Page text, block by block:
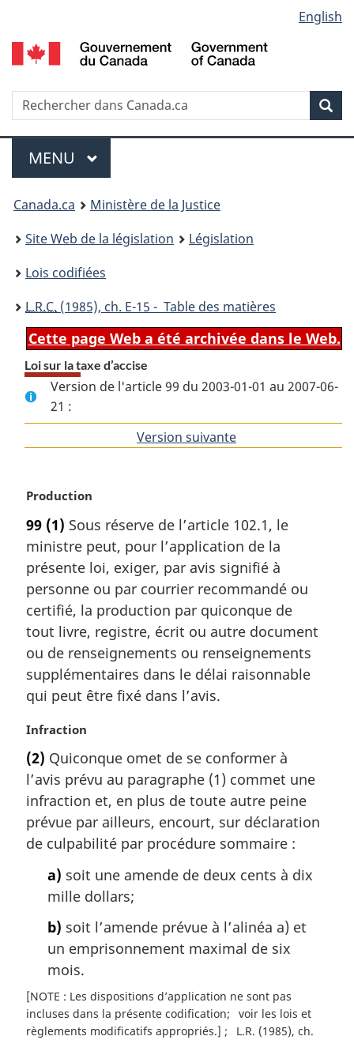
au
contenu
propos
de
la
HTML
simplifiée
selection
English
Recherche
Menu
MENU PRINCIPAL
You
are
here:
Canada.ca
Ministère de la Justice
Site Web de la législation
Législation
Lois codifiées
L.R.C. (1985), ch. E-15 - Table des matières
Cette page Web a été archivée dans le Web.
Loi sur la taxe d’accise
Version de l'article 99 du 2003-01-01 au 2007-06-
21 :
Version suivante
N
t
e
m
a
r
g
i
n
a
e
:
Production
99 (1) Sous réserve de l’article 102.1, le
ministre peut, pour l’application de la
présente loi, exiger, par avis signifié à
personne ou par courrier recommandé ou
certifié, la production par quiconque de
tout livre, registre, écrit ou autre document
ou de renseignements ou renseignements
supplémentaires dans le délai raisonnable
qui peut être fixé dans l’avis.
N
t
e
m
a
r
g
Infraction
(2) Quiconque omet de se conformer à
l’avis prévu au paragraphe (1) commet une
infraction et, en plus de toute autre peine
prévue par ailleurs, encourt, sur déclaration
de culpabilité par procédure sommaire :
a) soit une amende de deux cents à dix
mille dollars;
b) soit l’amende prévue à l’alinéa a) et
un emprisonnement maximal de six
mois.
[NOTE : Les dispositions d’application ne sont pas
incluses dans la présente codification
voir les lois et
règlements modificatifs appropriés.]
L.R. (1985), ch.